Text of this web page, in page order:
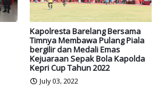
Kapolresta Barelang Bersama
Timnya Membawa Pulang Piala
bergilir dan Medali Emas
Kejuaraan Sepak Bola Kapolda
Kepri Cup Tahun 2022
July 03, 2022